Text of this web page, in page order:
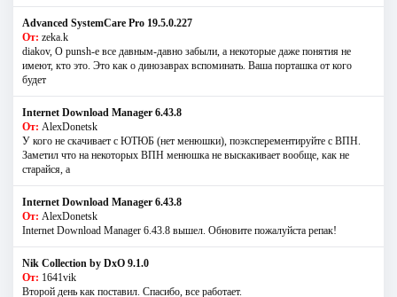
Advanced SystemCare Pro 19.5.0.227
От: zeka.k
diakov, О punsh-е все давным-давно забыли, а некоторые даже понятия не
имеют, кто это. Это как о динозаврах вспоминать. Ваша порташка от кого
будет
Internet Download Manager 6.43.8
От: AlexDonetsk
У кого не скачивает с ЮТЮБ (нет менюшки), поэксперементируйте с ВПН.
Заметил что на некоторых ВПН менюшка не выскакивает вообще, как не
старайся, а
Internet Download Manager 6.43.8
От: AlexDonetsk
Internet Download Manager 6.43.8 вышел. Обновите пожалуйста репак!
Nik Collection by DxO 9.1.0
От: 1641vik
Второй день как поставил. Спасибо, все работает.